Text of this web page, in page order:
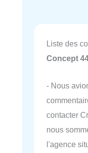
Liste des
Concept
- Nous
contacter
nous
l'agence